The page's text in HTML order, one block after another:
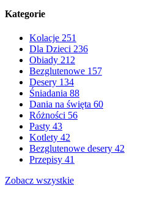
Kategorie
Kolacje 251
Dla Dzieci 236
Obiady 212
Bezglutenowe 157
Desery 134
Śniadania 88
Dania na święta 60
Różności 56
Pasty 43
Kotlety 42
Bezglutenowe desery 42
Przepisy 41
Zobacz wszystkie